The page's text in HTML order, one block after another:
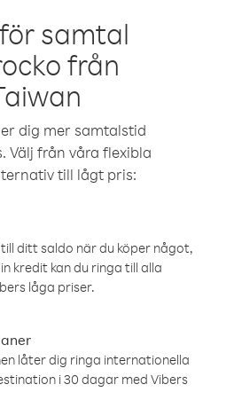
samtal
från
dig mer samtalstid
Välj från våra flexibla
till lågt pris:
ditt saldo när du köper något,
kredit kan du ringa till alla
låga priser.
låter dig ringa internationella
i 30 dagar med Vibers